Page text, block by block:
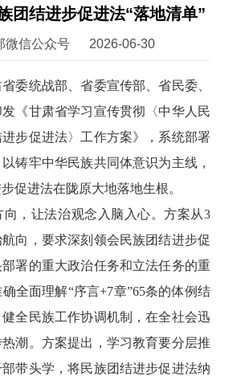
团结进步促进法“落地清单”
微信公众号 2026-06-30
统战部、省委宣传部、省民委、
《甘肃省学习宣传贯彻〈中华人民
步促进法〉工作方案》，系统部署
铸牢中华民族共同体意识为主线，
促进法在陇原大地落地生根。
让法治观念入脑入心。方案从3
向，要求深刻领会民族团结进步促
署的重大政治任务和立法任务的重
全面理解“序言+7章”65条的体例结
全民族工作协调机制，在全社会迅
潮。方案提出，学习教育要分层推
带头学，将民族团结进步促进法纳